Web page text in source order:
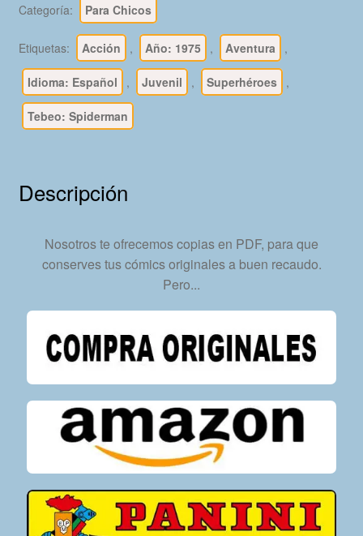
3
–
Colección
Completa
–
76
Formato
PDF
Descarga
Inmediata
Categoría: Para Chicos
Etiquetas: Acción , Año: 1975 , Aventura ,
Idioma: Español , Juvenil , Superhéroes ,
Tebeo: Spiderman
Descripción
Nosotros te ofrecemos copias en PDF, para que
conserves tus cómics originales a buen recaudo.
Pero...